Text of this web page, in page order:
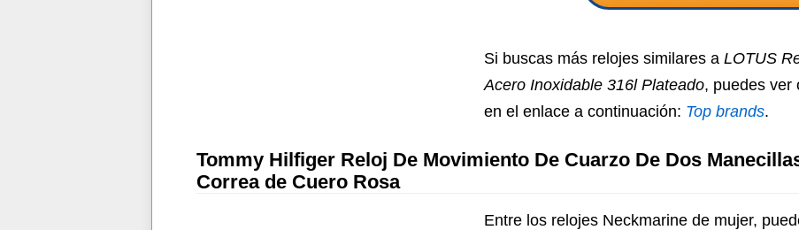
Si buscas más relojes similares a LOTUS
Acero Inoxidable 316l Plateado, puedes ver
en el enlace a continuación: Top brands.
Tommy Hilfiger Reloj De Movimiento De Cuarzo De Dos
Correa de Cuero Rosa
Entre los relojes Neckmarine de mujer,